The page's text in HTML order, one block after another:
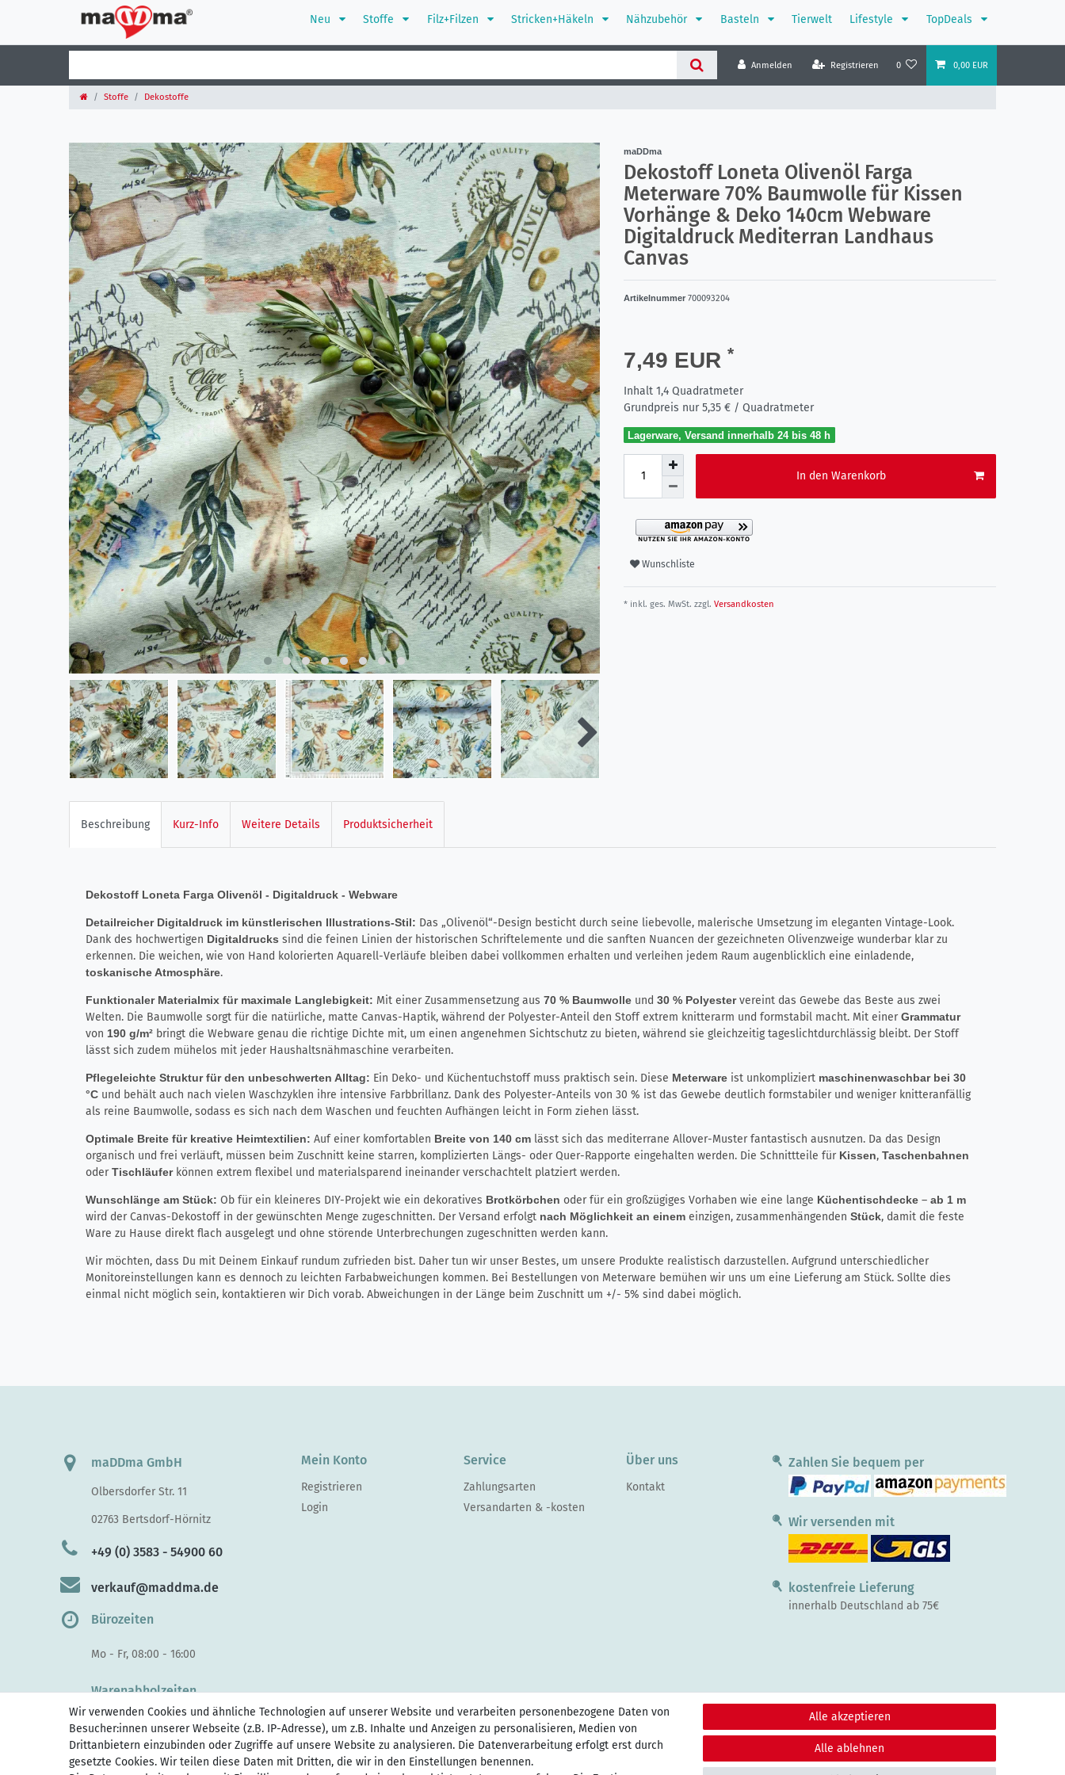
Neu Stoffe Filz+Filzen Stricken+Häkeln Nähzubehör Basteln Tierwelt Lifestyle TopDeals
Anmelden Registrieren 0 0,00 EUR
Stoffe Dekostoffe
maDDma
Dekostoff Loneta Olivenöl Farga
Meterware 70% Baumwolle für Kissen
Vorhänge & Deko 140cm Webware
Digitaldruck Mediterran Landhaus
Canvas
Artikelnummer 700093204
7,49 EUR *
Inhalt 1,4 Quadratmeter
Grundpreis nur5,35 € / Quadratmeter
Lagerware, Versand innerhalb 24 bis 48 h
In den Warenkorb
Wunschliste
* inkl. ges. MwSt. zzgl. Versandkosten
Beschreibung Kurz-Info Weitere Details Produktsicherheit
Dekostoff Loneta Farga Olivenöl - Digitaldruck - Webware
Detailreicher Digitaldruck im künstlerischen Illustrations-Stil: Das „Olivenöl“-Design besticht durch seine liebevolle, malerische Umsetzung im eleganten Vintage-Look.
Dank des hochwertigen Digitaldrucks sind die feinen Linien der historischen Schriftelemente und die sanften Nuancen der gezeichneten Olivenzweige wunderbar klar zu
erkennen. Die weichen, wie von Hand kolorierten Aquarell-Verläufe bleiben dabei vollkommen erhalten und verleihen jedem Raum augenblicklich eine einladende,
toskanische Atmosphäre.
Funktionaler Materialmix für maximale Langlebigkeit: Mit einer Zusammensetzung aus 70 % Baumwolle und 30 % Polyestervereint das Gewebe das Beste aus zwei
Welten. Die Baumwolle sorgt für die natürliche, matte Canvas-Haptik, während der Polyester-Anteil den Stoff extrem knitterarm und formstabil macht. Mit einerGrammatur
von 190 g/m² bringt die Webware genau die richtige Dichte mit, um einen angenehmen Sichtschutz zu bieten, während sie gleichzeitig tageslichtdurchlässig bleibt. Der Stoff
lässt sich zudem mühelos mit jeder Haushaltsnähmaschine verarbeiten.
Pflegeleichte Struktur für den unbeschwerten Alltag: Ein Deko- und Küchentuchstoff muss praktisch sein. Diese Meterware ist unkompliziert maschinenwaschbar bei 30
°C und behält auch nach vielen Waschzyklen ihre intensive Farbbrillanz. Dank des Polyester-Anteils von 30 % ist das Gewebe deutlich formstabiler und weniger knitteranfällig
als reine Baumwolle, sodass es sich nach dem Waschen und feuchten Aufhängen leicht in Form ziehen lässt.
Optimale Breite für kreative Heimtextilien: Auf einer komfortablen Breite von 140 cm lässt sich das mediterrane Allover-Muster fantastisch ausnutzen. Da das Design
organisch und frei verläuft, müssen beim Zuschnitt keine starren, komplizierten Längs- oder Quer-Rapporte eingehalten werden. Die Schnittteile für Kissen, Taschenbahnen
oderTischläufer können extrem flexibel und materialsparend ineinander verschachtelt platziert werden.
Wunschlänge am Stück: Ob für ein kleineres DIY-Projekt wie ein dekoratives Brotkörbchen oder für ein großzügiges Vorhaben wie eine lange Küchentischdecke – ab 1 m
wird der Canvas-Dekostoff in der gewünschten Menge zugeschnitten. Der Versand erfolgt nach Möglichkeit an einem einzigen, zusammenhängenden Stück, damit die feste
Ware zu Hause direkt flach ausgelegt und ohne störende Unterbrechungen zugeschnitten werden kann.
Wir möchten, dass Du mit Deinem Einkauf rundum zufrieden bist. Daher tun wir unser Bestes, um unsere Produkte realistisch darzustellen. Aufgrund unterschiedlicher
Monitoreinstellungen kann es dennoch zu leichten Farbabweichungen kommen. Bei Bestellungen von Meterware bemühen wir uns um eine Lieferung am Stück. Sollte dies
einmal nicht möglich sein, kontaktieren wir Dich vorab. Abweichungen in der Länge beim Zuschnitt um +/- 5% sind dabei möglich.
maDDma GmbH
Olbersdorfer Str. 11
02763 Bertsdorf-Hörnitz
+49 (0) 3583 - 54900 60
verkauf@maddma.de
Bürozeiten
Mo - Fr, 08:00 - 16:00
Warenabholzeiten
Di - Do, 10:00 - 15.30
Fr 10:00 - 14:00
Mein Konto
Registrieren
Login
Service
Zahlungsarten
Versandarten & -kosten
Über uns
Kontakt
Zahlen Sie bequem per
Wir versenden mit
kostenfreie Lieferung
innerhalb Deutschland ab 75€
Wir verwenden Cookies und ähnliche Technologien auf unserer Website und verarbeiten personenbezogene Daten von
Besucher:innen unserer Webseite (z.B. IP-Adresse), um z.B. Inhalte und Anzeigen zu personalisieren, Medien von
Drittanbietern einzubinden oder Zugriffe auf unsere Website zu analysieren. Die Datenverarbeitung erfolgt erst durch
gesetzte Cookies. Wir teilen diese Daten mit Dritten, die wir in den Einstellungen benennen.
Alle akzeptieren
Alle ablehnen